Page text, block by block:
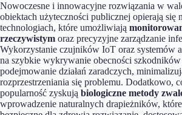
Nowoczesne i innowacyjne rozwiązania w
obiektach użyteczności publicznej opierają się
technologiach, które umożliwiają
rzeczywistym oraz precyzyjne zarządzanie
Wykorzystanie czujników IoT oraz systemów
na szybkie wykrywanie obecności
podejmowanie działań zaradczych,
rozprzestrzeniania się problemu. Dodatkowo,
popularność zyskują biologiczne metody
wprowadzenie naturalnych drapieżników,